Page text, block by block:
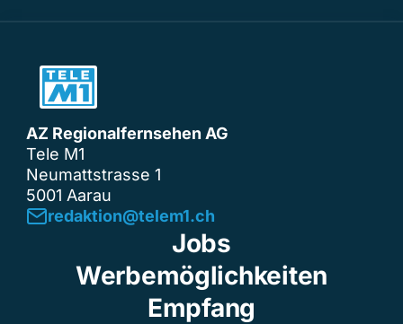
AZ Regionalfernsehen AG
Tele M1
Neumattstrasse 1
5001 Aarau
redaktion@telem1.ch
Jobs
Werbemöglichkeiten
Empfang